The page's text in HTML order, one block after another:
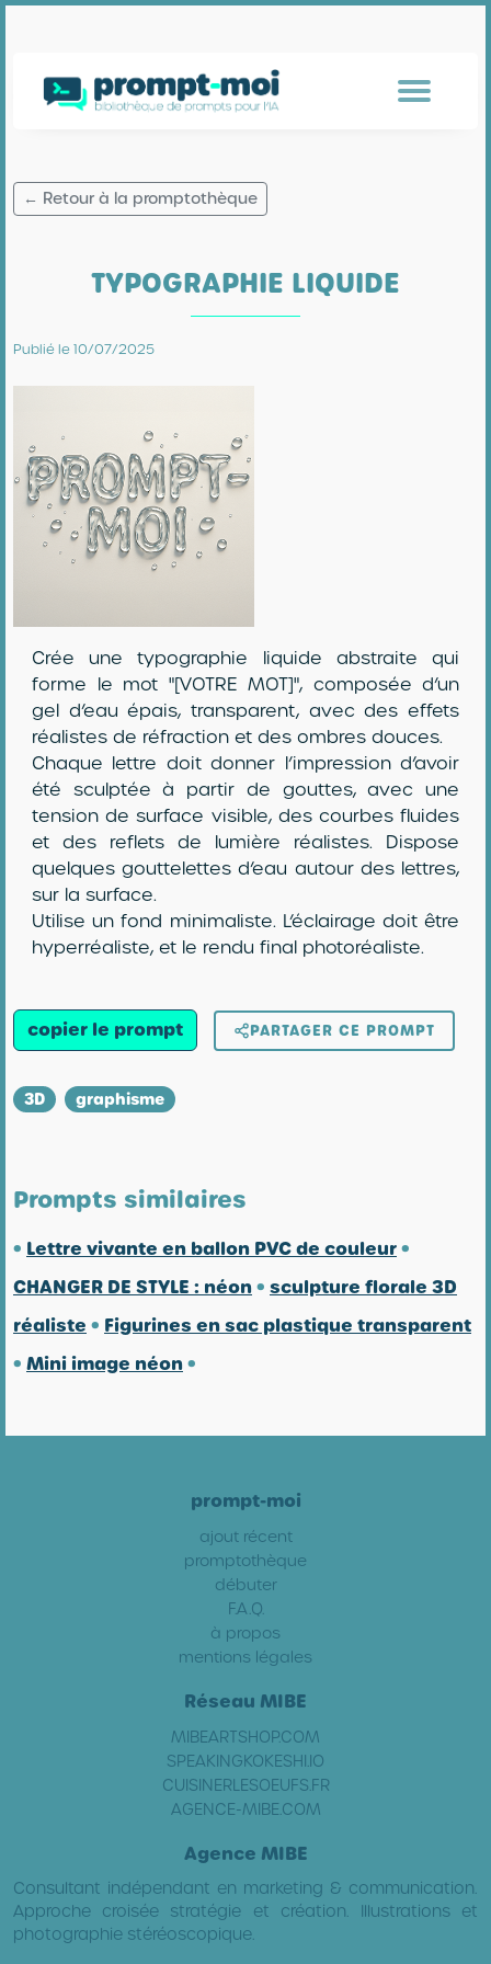
← Retour à la promptothèque
TYPOGRAPHIE LIQUIDE
Publié le 10/07/2025
Crée une typographie liquide abstraite qui
forme le mot "[VOTRE MOT]", composée d’un
gel d’eau épais, transparent, avec des effets
réalistes de réfraction et des ombres douces.
Chaque lettre doit donner l’impression d’avoir
été sculptée à partir de gouttes, avec une
tension de surface visible, des courbes fluides
et des reflets de lumière réalistes. Dispose
quelques gouttelettes d’eau autour des lettres,
sur la surface.
Utilise un fond minimaliste. L’éclairage doit être
hyperréaliste, et le rendu final photoréaliste.
copier le prompt PARTAGER CE PROMPT
3D graphisme
Prompts similaires
• Lettre vivante en ballon PVC de couleur•
CHANGER DE STYLE : néon• sculpture florale 3D
réaliste • Figurines en sac plastique transparent
• Mini image néon•
prompt-moi
ajout récent
promptothèque
débuter
F.A.Q.
à propos
mentions légales
Réseau MIBE
MIBEARTSHOP.COM
SPEAKINGKOKESHI.IO
CUISINERLESOEUFS.FR
AGENCE-MIBE.COM
Agence MIBE
Consultant indépendant en marketing & communication.
Approche croisée stratégie et création. Illustrations et
photographie stéréoscopique.